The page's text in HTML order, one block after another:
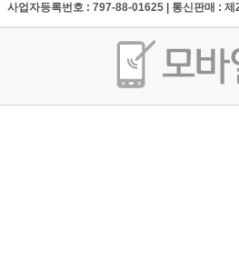
사업자등록번호 : 797-88-01625 | 통신판매 :